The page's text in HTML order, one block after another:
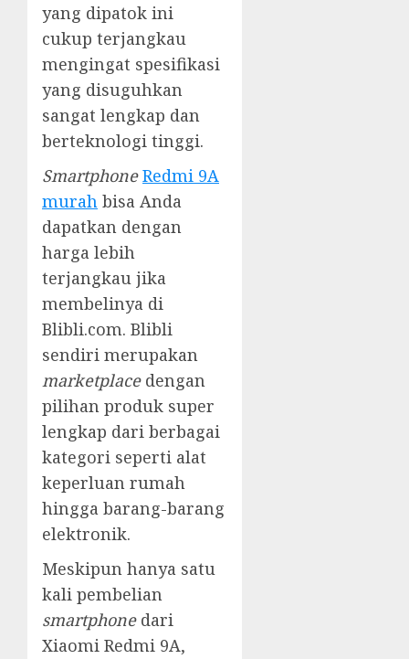
yang dipatok ini
cukup terjangkau
mengingat spesifikasi
yang disuguhkan
sangat lengkap dan
berteknologi tinggi.
Smartphone Redmi 9A
murah bisa Anda
dapatkan dengan
harga lebih
terjangkau jika
membelinya di
Blibli.com. Blibli
sendiri merupakan
marketplacedengan
pilihan produk super
lengkap dari berbagai
kategori seperti alat
keperluan rumah
hingga barang-barang
elektronik.
Meskipun hanya satu
kali pembelian
smartphonedari
Xiaomi Redmi 9A,